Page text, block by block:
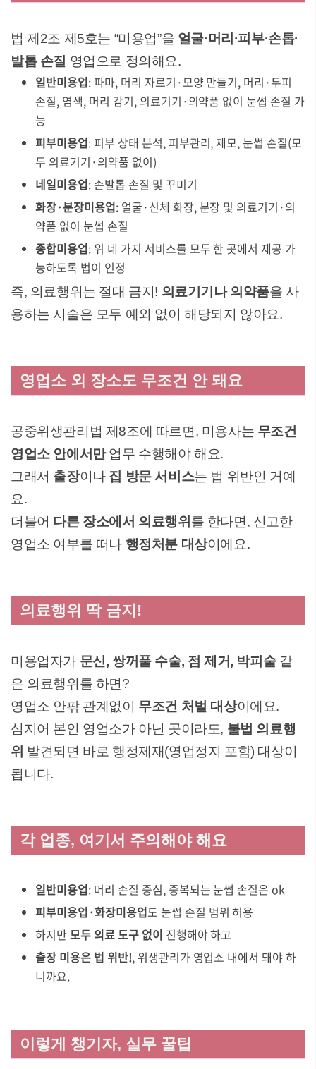
법 제2조 제5호는 “미용업”을 얼굴·머리·피부·손톱·
발톱 손질 영업으로 정의해요.
일반미용업: 파마, 머리 자르기·모양 만들기, 머리·두피
손질, 염색, 머리 감기, 의료기기·의약품 없이 눈썹 손질 가
능
피부미용업: 피부 상태 분석, 피부관리, 제모, 눈썹 손질(모
두 의료기기·의약품 없이)
네일미용업: 손발톱 손질 및 꾸미기
화장·분장미용업: 얼굴·신체 화장, 분장 및 의료기기·의
약품 없이 눈썹 손질
종합미용업: 위 네 가지 서비스를 모두 한 곳에서 제공 가
능하도록 법이 인정
즉, 의료행위는 절대 금지! 의료기기나 의약품을 사
용하는 시술은 모두 예외 없이 해당되지 않아요.
영업소 외 장소도 무조건 안 돼요
공중위생관리법 제8조에 따르면, 미용사는 무조건
영업소 안에서만업무 수행해야 해요.
그래서 출장이나 집 방문 서비스는 법 위반인 거예
요.
더불어 다른 장소에서 의료행위 를 한다면, 신고한
영업소 여부를 떠나 행정처분 대상이에요.
의료행위 딱 금지!
미용업자가 문신, 쌍꺼풀 수술, 점 제거, 박피술같
은 의료행위를 하면?
영업소 안팎 관계없이 무조건 처벌 대상이에요.
심지어 본인 영업소가 아닌 곳이라도, 불법 의료행
위 발견되면 바로 행정제재(영업정지 포함) 대상이
됩니다.
각 업종, 여기서 주의해야 해요
일반미용업: 머리 손질 중심, 중복되는 눈썹 손질은 ok
피부미용업·화장미용업도 눈썹 손질 범위 허용
하지만 모두 의료 도구 없이 진행해야 하고
출장 미용은 법 위반!, 위생관리가 영업소 내에서 돼야 하
니까요.
이렇게 챙기자, 실무 꿀팁